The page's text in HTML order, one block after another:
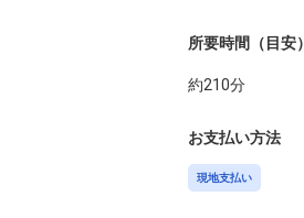
所要時間（目安）
約210分
お支払い方法
現地支払い